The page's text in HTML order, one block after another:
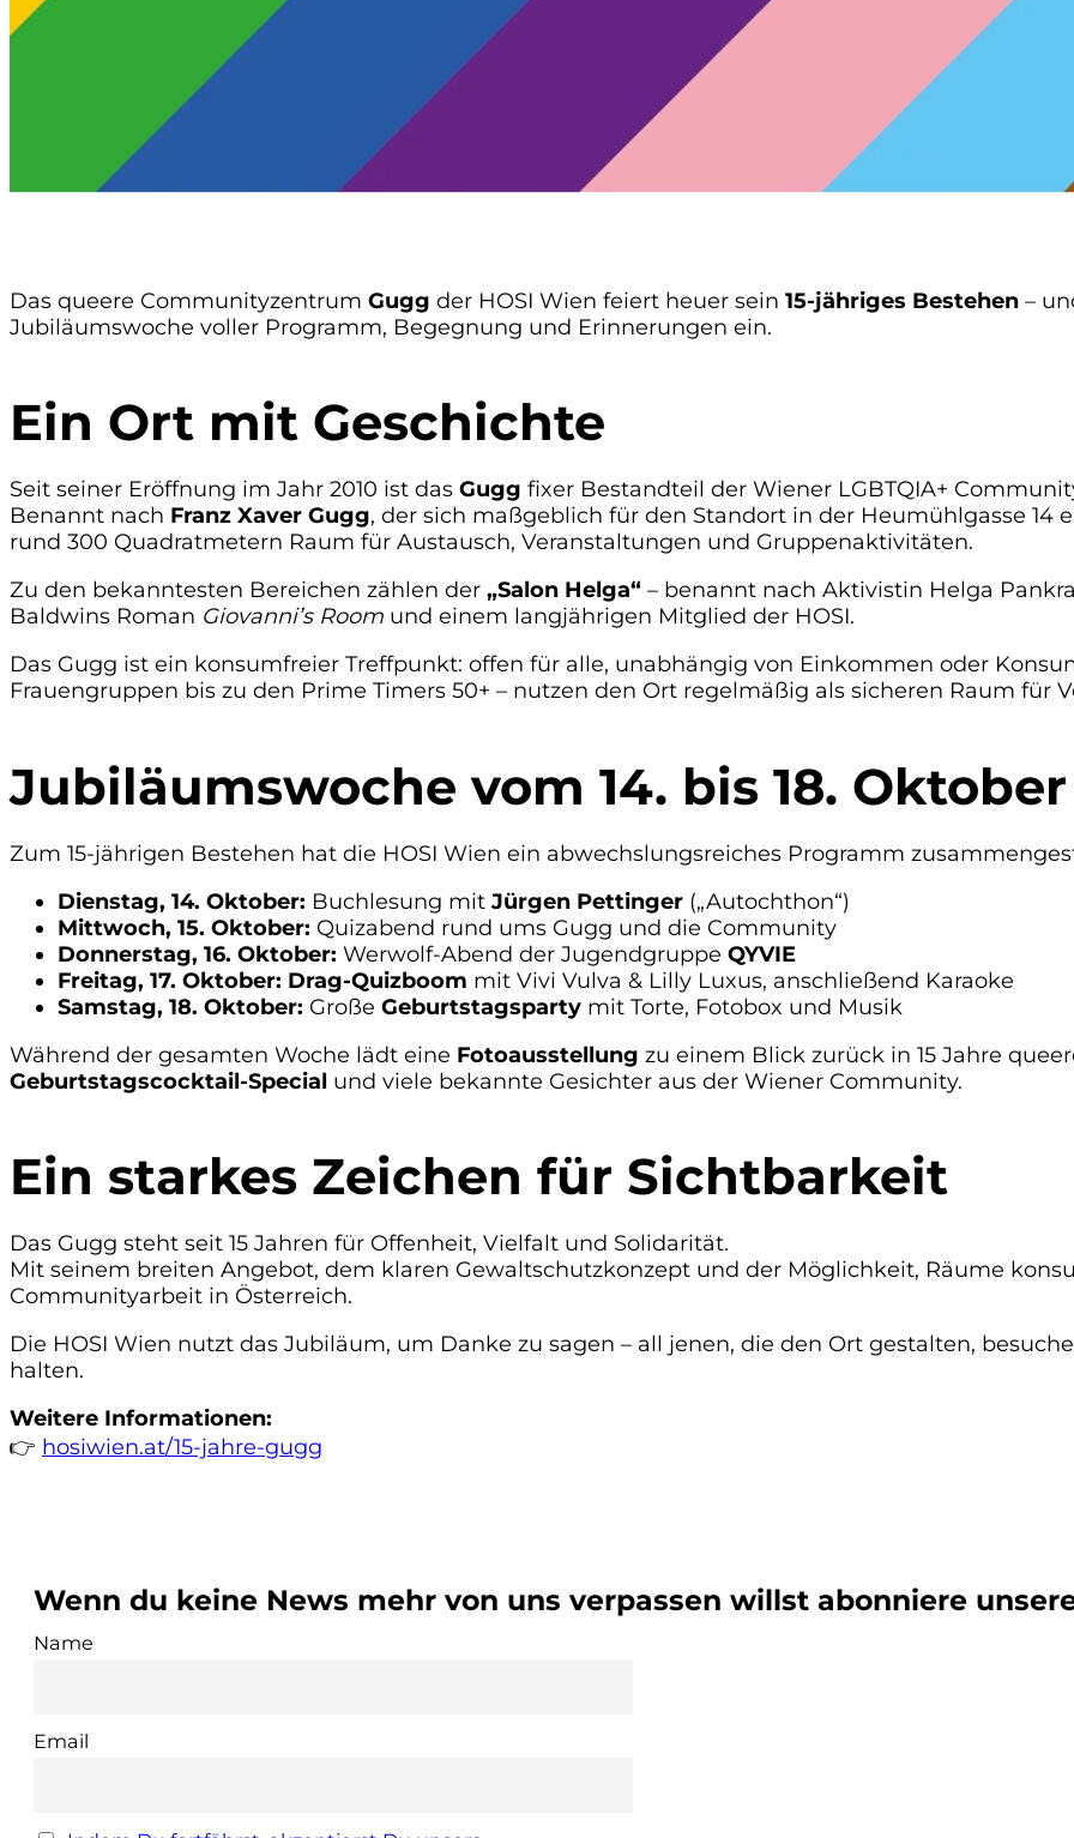
Das queere Communityzentrum Gugg der HOSI Wien feiert heuer sein 15-jähriges Bestehen –
Jubiläumswoche voller Programm, Begegnung und Erinnerungen ein.
Ein Ort mit Geschichte
Seit seiner Eröffnung im Jahr 2010 ist das Gugg fixer Bestandteil der Wiener LGBTQIA+
Benannt nach Franz Xaver Gugg, der sich maßgeblich für den Standort in der Heumühlgasse
rund 300 Quadratmetern Raum für Austausch, Veranstaltungen und Gruppenaktivitäten.
Zu den bekanntesten Bereichen zählen der „Salon Helga“ – benannt nach Aktivistin Helga
Baldwins Roman Giovanni’s Room und einem langjährigen Mitglied der HOSI.
Das Gugg ist ein konsumfreier Treffpunkt: offen für alle, unabhängig von Einkommen oder
Frauengruppen bis zu den Prime Timers 50+ – nutzen den Ort regelmäßig als sicheren Raum für
Jubiläumswoche vom 14. bis 18. Oktober
Zum 15-jährigen Bestehen hat die HOSI Wien ein abwechslungsreiches Programm
Dienstag, 14. Oktober: Buchlesung mit Jürgen Pettinger („Autochthon“)
Mittwoch, 15. Oktober: Quizabend rund ums Gugg und die Community
Donnerstag, 16. Oktober: Werwolf-Abend der Jugendgruppe QYVIE
Freitag, 17. Oktober: Drag-Quizboom mit Vivi Vulva & Lilly Luxus, anschließend Karaoke
Samstag, 18. Oktober: Große Geburtstagsparty mit Torte, Fotobox und Musik
Während der gesamten Woche lädt eine Fotoausstellung zu einem Blick zurück in 15 Jahre
Geburtstagscocktail-Special und viele bekannte Gesichter aus der Wiener Community.
Ein starkes Zeichen für Sichtbarkeit
Das Gugg steht seit 15 Jahren für Offenheit, Vielfalt und Solidarität.
Mit seinem breiten Angebot, dem klaren Gewaltschutzkonzept und der Möglichkeit, Räume
Communityarbeit in Österreich.
Die HOSI Wien nutzt das Jubiläum, um Danke zu sagen – all jenen, die den Ort gestalten,
halten.
Weitere Informationen:
👉 hosiwien.at/15-jahre-gugg
Wenn du keine News mehr von uns verpassen willst abonniere
Name
Email